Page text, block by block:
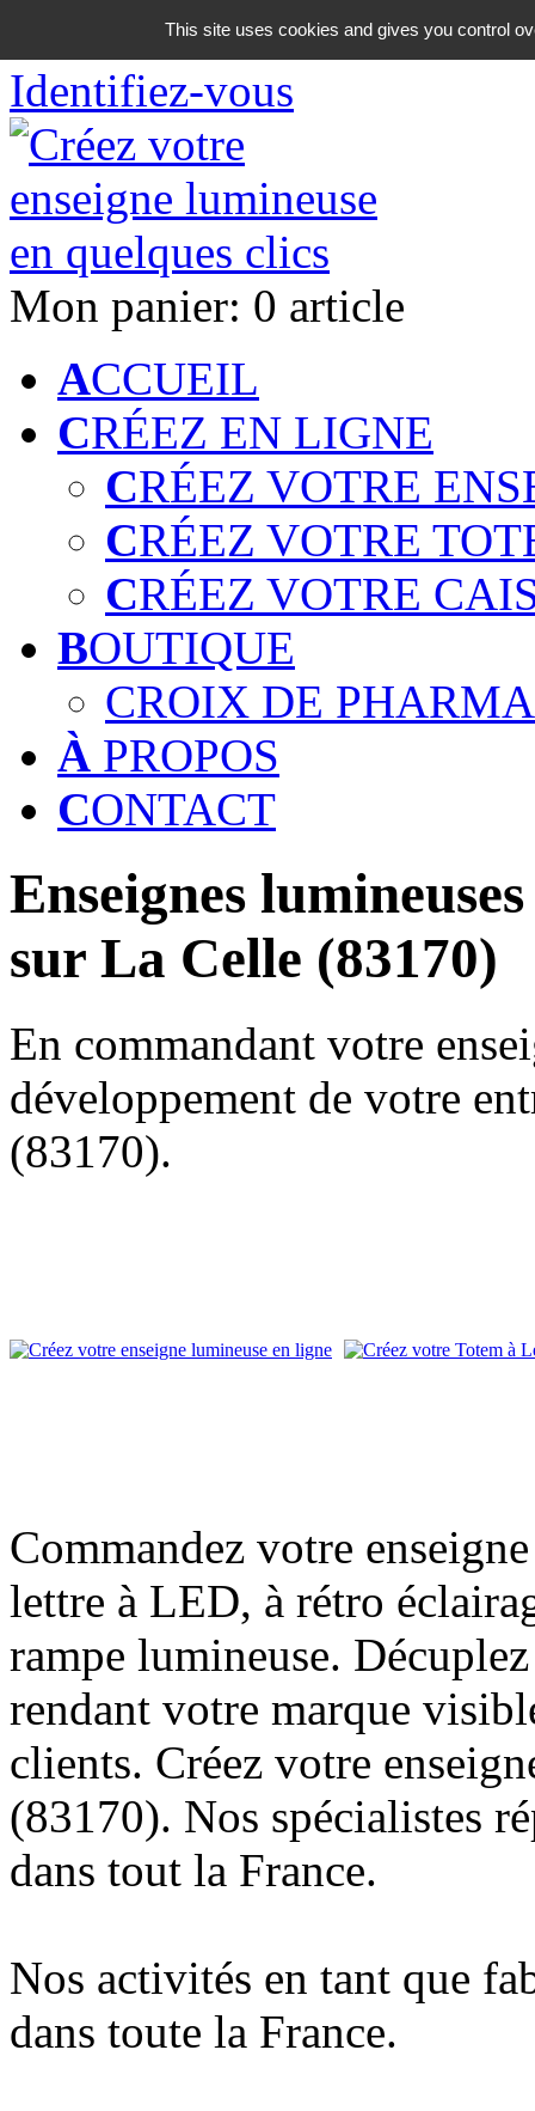
06 18 42 08 59
Identifiez-vous
Mon panier: 0 article
ACCUEIL
CRÉEZ EN LIGNE
CRÉEZ VOTRE
CRÉEZ VOTRE
CRÉEZ VOTRE
BOUTIQUE
CROIX DE
À PROPOS
CONTACT
Enseignes
sur La Celle (83170)
En commandant votre
développement de votre
(83170).
Commandez votre
lettre à LED, à rétro
rampe lumineuse.
rendant votre marque
clients. Créez votre
(83170). Nos spécialistes
dans tout la France.
Nos activités en tant que
dans toute la France.
This site uses cookies and gives you control